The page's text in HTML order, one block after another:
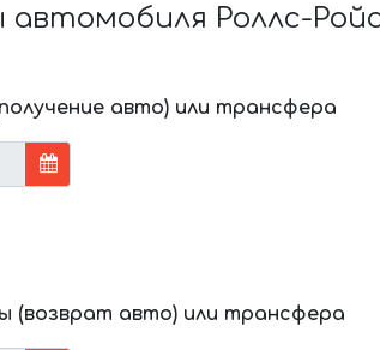
Роллс-Ройс
авто) или трансфера
(возврат авто) или трансфера